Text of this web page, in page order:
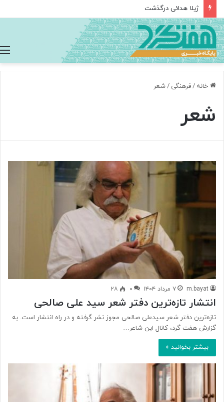
خانه /فرهنگی /شعر
شعر
m.bayat ۷ مرداد ۱۴۰۴ ۰ ۲۸
انتشار تازه‌ترین دفتر شعر سید علی صالحی
تازه‌ترین دفتر شعر سیدعلی صالحی مجوز نشر گرفته و در راه انتشار است. به
گزارش هفت گرد، کانال این شاعر…
بیشتر بخوانید »